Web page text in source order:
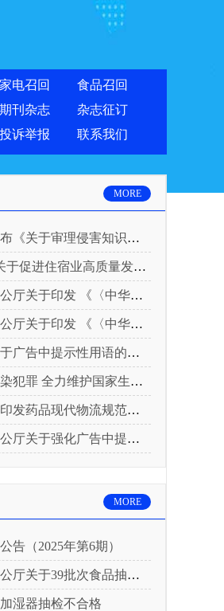
家电召回
食品召回
期刊杂志
杂志征订
投诉举报 联系我们
MORE
识产权民事纠纷案件适用惩罚性赔偿的解释》
住宿业高质量发展的指导意见
民共和国广告法〉适用问题 执法指南（二）》的通知
民共和国广告法〉适用问题 执法指南（一）》的通知
中提示性用语的合规风险提示
最高人民法院、最高人民检察院关于办理环境污染刑事案件适用法律若干问题的解释〉的决定》
代物流规范化建设指导意见的通知
广告中提示性用语监管工作的通知
MORE
告（2025年第6期）
批次食品抽检不合格情况的通报
湿器抽检不合格